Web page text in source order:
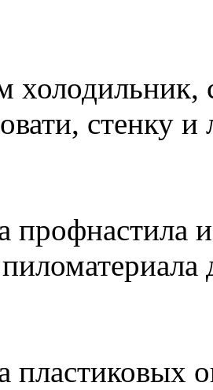
стенку
профнастила
пластиковых